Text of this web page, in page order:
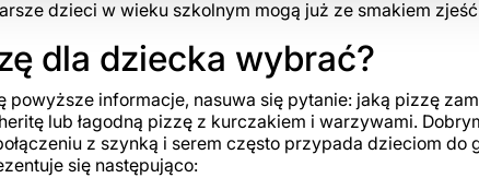
dzieci w wieku szkolnym mogą już ze smakiem
dla dziecka wybrać?
powyższe informacje, nasuwa się pytanie: jaką pizzę
lub łagodną pizzę z kurczakiem i warzywami.
z szynką i serem często przypada dzieciom
się następująco: